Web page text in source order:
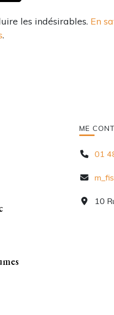
les indésirables. En
.
ME
01
10